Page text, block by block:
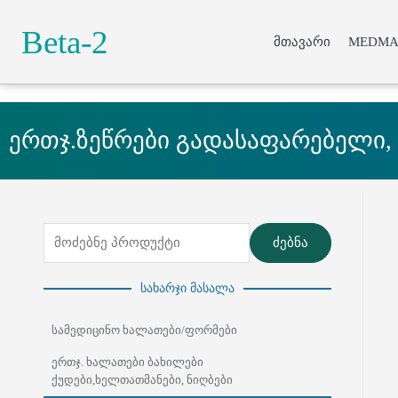
Beta-2 მთავარი
Lorem ipsum
ერთჯ.ზეწრები
ძებნა
სახარჯი მასალა
სამედიცინო ხალათები/ფორმები
ერთჯ. ხალათები ბახილები
ქუდები,ხელთათმანები, ნიღბები